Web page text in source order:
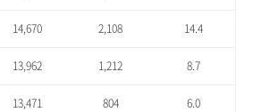
14,670 2,108 14.4
13,962 1,212 8.7
13,471 804 6.0